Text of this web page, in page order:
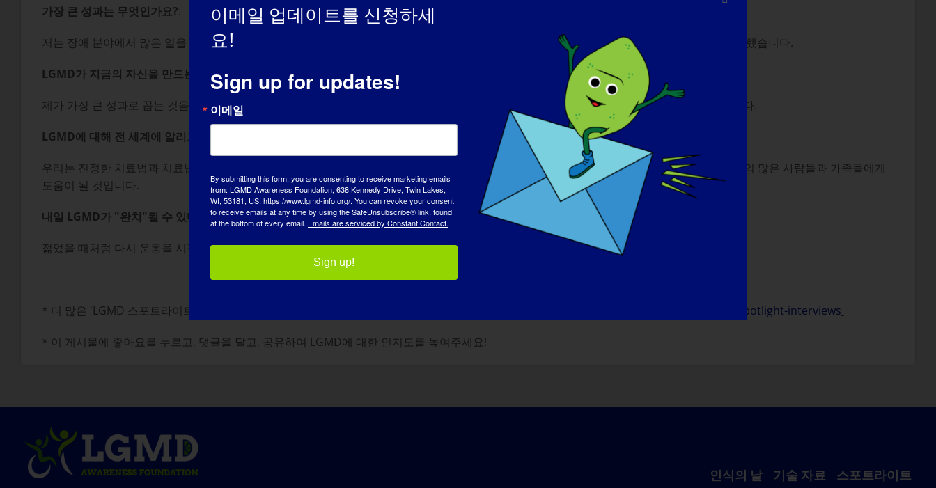
가장 큰 성과는 무엇인가요?:
저는 장애 분야에서 많은 일을 해왔고, 현재 MDA 전국 커뮤니티 자문위원회에서 활동하며 여러 다른 단체와 협력하는 한편 LGMD2L 재단도 설립했습니다.
LGMD가 지금의 자신을 만드는 데 어떤 영향을 미쳤나요?
제가 가장 큰 성과로 꼽는 것을 보면, LGMD2L을 통해 다양한 유형의 장애를 가진 수많은 사람들을 위해 일할 수 있게 되었다는 점을 알 수 있습니다.
LGMD에 대해 전 세계에 알리고 싶은 내용
우리는 진정한 치료법과 치료법에 점점 더 가까워지고 있으며, 우리 모두가 함께 노력한다면 근이영양증을 근절할 수 있는 이 성과는 현재와 미래의 많은 사람들과 가족들에게
도움이 될 것입니다.
내일 LGMD가 "완치"될 수 있다면 가장 먼저 하고 싶은 일은 무엇인가요?:
젊었을 때처럼 다시 운동을 시작하고 여행과 세상의 아름다움을 즐기면서 진정한 힘과 건강을 키우는 데 집중할 것입니다.
* 더 많은 'LGMD 스포트라이트 인터뷰'를 읽거나 다음 인터뷰에 출연을 지원하려면 다음 웹사이트를 방문하세요: https://www.lgmd-info.org/spotlight-interviews
* 이 게시물에 좋아요를 누르고, 댓글을 달고, 공유하여 LGMD에 대한 인지도를 높여주세요!
인식의 날 기술 자료 스포트라이트
이메일 업데이트를 신청하세
요!
Sign up for updates!
이메일
By submitting this form, you are consenting to receive marketing emails
from: LGMD Awareness Foundation, 638 Kennedy Drive, Twin Lakes,
WI, 53181, US, https://www.lgmd-info.org/. You can revoke your consent
to receive emails at any time by using the SafeUnsubscribe® link, found
at the bottom of every email. Emails are serviced by Constant Contact.
Sign up!